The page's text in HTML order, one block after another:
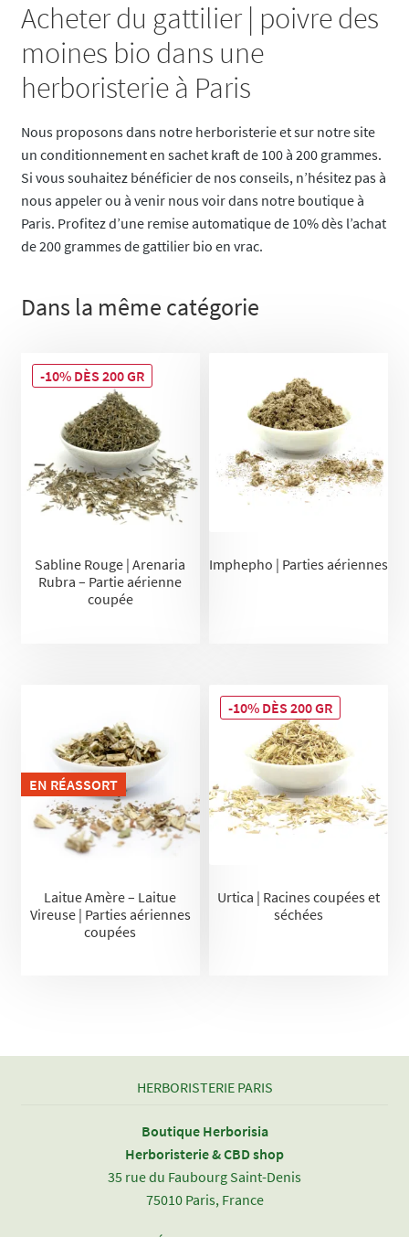
Acheter du gattilier | poivre des
moines bio dans une
herboristerie à Paris
Nous proposons dans notre herboristerie et sur notre site
un conditionnement en sachet kraft de 100 à 200 grammes.
Si vous souhaitez bénéficier de nos conseils, n’hésitez pas à
nous appeler ou à venir nous voir dans notre boutique à
Paris. Profitez d’une remise automatique de 10% dès l’achat
de 200 grammes de gattilier bio en vrac.
Dans la même catégorie
Sabline Rouge | Arenaria
Rubra – Partie aérienne
coupée
-10% DÈS 200 GR
Imphepho | Parties aériennes
EN RÉASSORT
Laitue Amère – Laitue
Vireuse | Parties aériennes
coupées
Urtica | Racines coupées et
séchées
-10% DÈS 200 GR
HERBORISTERIE PARIS
Boutique Herborisia
Herboristerie & CBD shop
35 rue du Faubourg Saint-Denis
75010 Paris, France